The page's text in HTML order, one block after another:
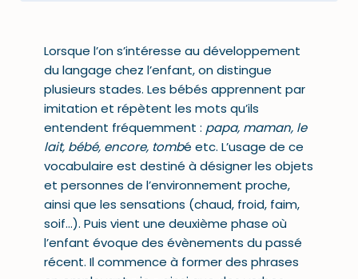
Lorsque l’on s’intéresse au développement
du langage chez l’enfant, on distingue
plusieurs stades. Les bébés apprennent par
imitation et répètent les mots qu’ils
entendent fréquemment : papa, maman, le
lait, bébé, encore, tombé etc. L’usage de ce
vocabulaire est destiné à désigner les objets
et personnes de l’environnement proche,
ainsi que les sensations (chaud, froid, faim,
soif…). Puis vient une deuxième phase où
l’enfant évoque des évènements du passé
récent. Il commence à former des phrases